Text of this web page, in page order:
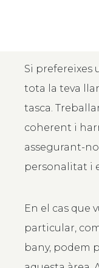
Si prefereixes
tota la teva
tasca.
coherent i
assegurant-
personalitat i
En el cas que
particular,
bany, podem